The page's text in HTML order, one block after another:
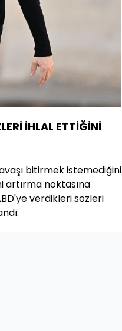
İHLAL ETTİĞİNİ
bitirmek istemediğini
artırma noktasına
verdikleri sözleri